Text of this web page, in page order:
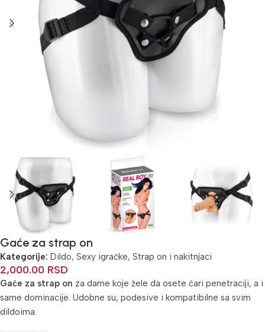
Gaće za strap on
Kategorije: Dildo, Sexy igračke, Strap on i nakitnjaci
2,000.00 RSD
Gaće za strap on za dame koje žele da osete čari penetraciji, a i
same dominacije. Udobne su, podesive i kompatibilne sa svim
dildoima.